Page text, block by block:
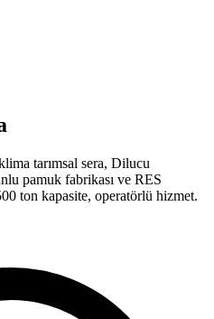
tarımsal sera, Dilucu
pamuk fabrikası ve RES
ton kapasite, operatörlü hizmet.